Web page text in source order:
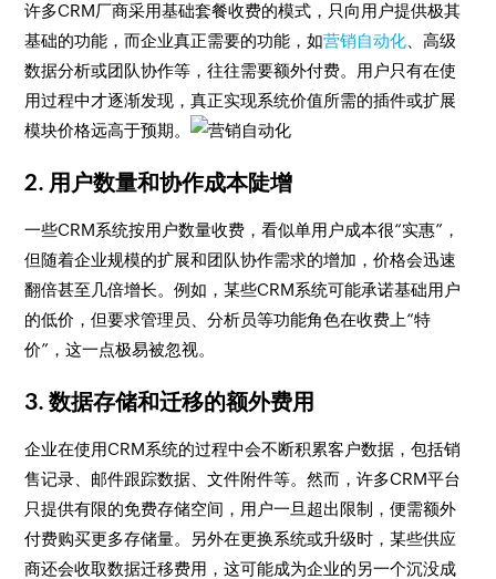
许多CRM厂商采用基础套餐收费的模式，只向用户提供极其
基础的功能，而企业真正需要的功能，如营销自动化 、高级
数据分析或团队协作等，往往需要额外付费。用户只有在使
用过程中才逐渐发现，真正实现系统价值所需的插件或扩展
模块价格远高于预期。
2. 用户数量和协作成本陡增
一些CRM系统按用户数量收费，看似单用户成本很“实惠”，
但随着企业规模的扩展和团队协作需求的增加，价格会迅速
翻倍甚至几倍增长。例如，某些CRM系统可能承诺基础用户
的低价，但要求管理员、分析员等功能角色在收费上“特
价”，这一点极易被忽视。
3.数据存储和迁移的额外费用
企业在使用CRM系统的过程中会不断积累客户数据，包括销
售记录、邮件跟踪数据、文件附件等。然而，许多CRM平台
只提供有限的免费存储空间，用户一旦超出限制，便需额外
付费购买更多存储量。另外在更换系统或升级时，某些供应
商还会收取数据迁移费用，这可能成为企业的另一个沉没成